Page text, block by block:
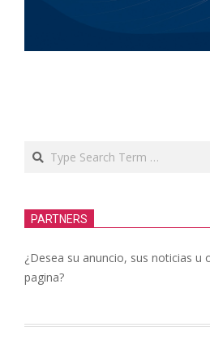
Search
PARTNERS
¿Desea su anuncio, sus noticias u
pagina?